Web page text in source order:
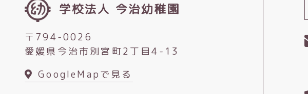
学校法人 今治幼稚園
〒794-0026
愛媛県今治市別宮町2丁目4-13
GoogleMapで見る